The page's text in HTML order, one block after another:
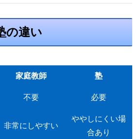
の違い
家庭教師 塾
不要 必要
非常にしやすい
ややしにくい場
合あり